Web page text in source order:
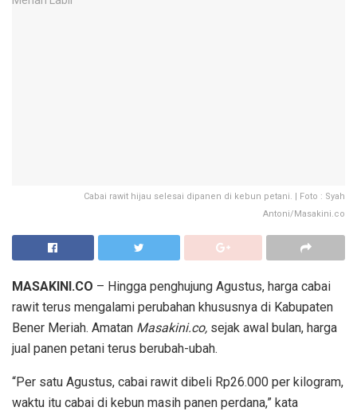
Cabai rawit hijau selesai dipanen di kebun petani. | Foto : Syah
Antoni/Masakini.co
MASAKINI.CO – Hingga penghujung Agustus, harga cabai
rawit terus mengalami perubahan khususnya di Kabupaten
Bener Meriah. Amatan Masakini.co, sejak awal bulan, harga
jual panen petani terus berubah-ubah.
“Per satu Agustus, cabai rawit dibeli Rp26.000 per kilogram,
waktu itu cabai di kebun masih panen perdana,” kata